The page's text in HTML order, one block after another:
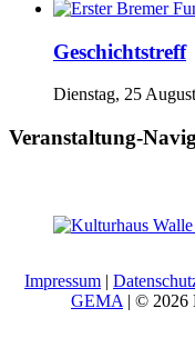
Geschichtstreff
Dienstag, 25
Veranstaltung-
Impressum |
GEMA | © 2026